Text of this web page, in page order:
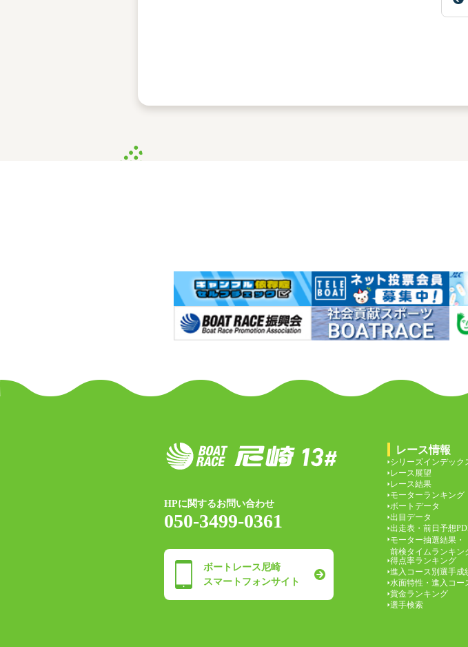
HPに関するお問い合わせ
050-3499-0361
ボートレース尼崎
スマートフォンサイト
レース情報
シリーズインデック
レース展望
レース結果
モーターランキング
ボートデータ
出目データ
出走表・前日予想
モーター抽選結果・
前検タイムランキン
得点率ランキング
進入コース別選手成
水面特性・進入コー
賞金ランキング
選手検索